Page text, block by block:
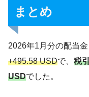
まとめ
2026年1月分の配当
+495.58 USDで、 税
USDでした。